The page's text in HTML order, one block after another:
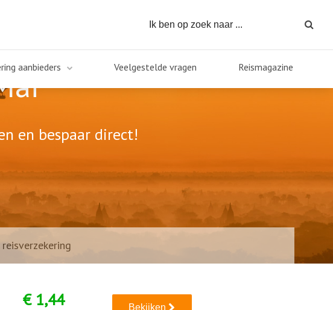
aanbieders Veelgestelde vragen Reismagazine
en bespaar direct!
€ 1,44 Bekijken